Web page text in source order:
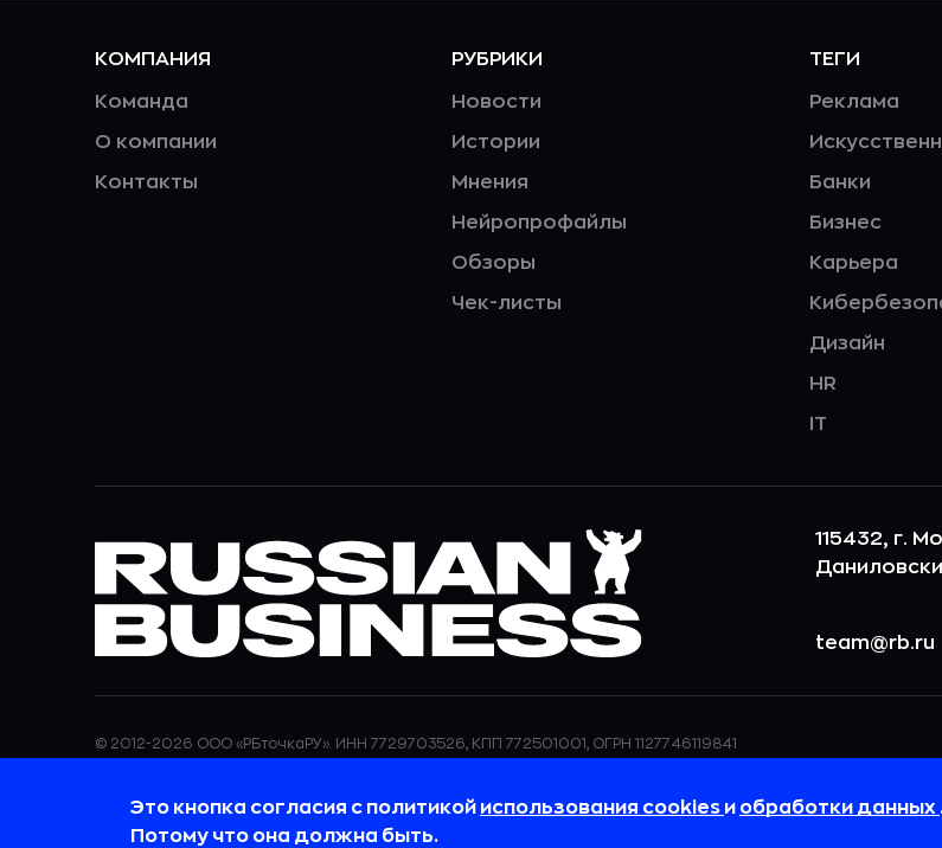
КОМПАНИЯ
Команда
О компании
Контакты
РУБРИКИ
Новости
Истории
Мнения
Нейропрофайлы
Обзоры
Чек-листы
ТЕГИ
Реклама
Банки
Бизнес
Карьера
Дизайн
HR
IT
115432, г.
team@rb.ru
© 2012-2026 ООО «РБточкаРУ». ИНН 7729703526, КПП 772501001, ОГРН 1127746119841
требованиях к защите персональных данных отражены в Политике в отношении
обработки персональных данных.
повышения
Это кнопка согласия с политикой использования cookies и обработки данных
Потому что она должна быть.